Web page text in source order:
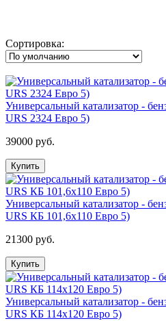
Сортировка:
Универсальный катализатор -
URS 2324 Евро 5)
39000 руб.
Купить
Универсальный катализатор -
URS КБ 101,6х110 Евро 5)
21300 руб.
Купить
Универсальный катализатор -
URS КБ 114х120 Евро 5)